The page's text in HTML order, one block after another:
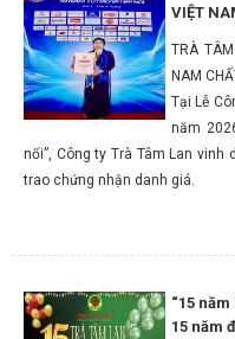
VIỆT
TRÀ
NAM
Tại Lễ
năm
nối”, Công ty Trà Tâm Lan
trao chứng nhận danh giá.
“15
15 năm